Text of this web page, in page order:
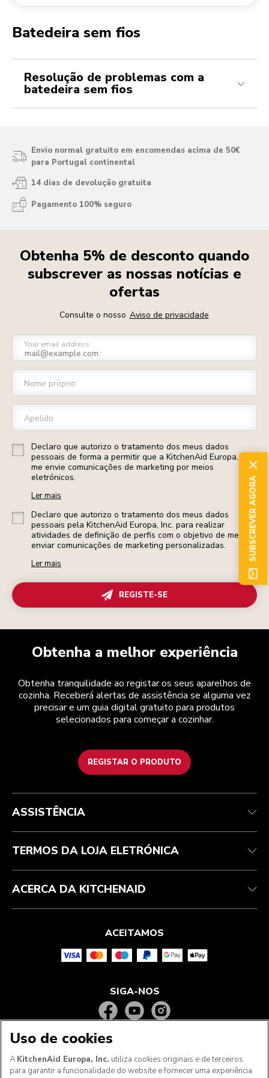
Batedeira sem fios
My cordless hand mixer won't start, what do I do?
My cordless hand mixer isn't charging. What now?
Resolução de problemas com a
batedeira sem fios
Envio normal gratuito em encomendas acima de 50€
para Portugal continental
14 dias de devolução gratuita
Pagamento 100% seguro
Obtenha 5% de desconto quando
subscrever as nossas notícias e
ofertas
Consulte o nosso Aviso de privacidade
Your email address
Nome próprio
Apelido
Declaro que autorizo o tratamento dos meus dados
pessoais de forma a permitir que a KitchenAid Europa, Inc.
me envie comunicações de marketing por meios
eletrónicos.
Ler mais
Declaro que autorizo o tratamento dos meus dados
pessoais pela KitchenAid Europa, Inc. para realizar
atividades de definição de perfis com o objetivo de me
enviar comunicações de marketing personalizadas.
Ler mais
REGISTE-SE
Obtenha a melhor experiência
Obtenha tranquilidade ao registar os seus aparelhos de
cozinha. Receberá alertas de assistência se alguma vez
precisar e um guia digital gratuito para produtos
selecionados para começar a cozinhar.
REGISTAR O PRODUTO
Health Check
Atendimento ao cliente
Acompanhar a sua encomenda
Garantia e documentos
Perguntas frequentes
Termos e condições
Envio e entrega
Devoluções e reembolsos
Marca
ODR
A marca
A nossa história
ASSISTÊNCIA
TERMOS DA LOJA ELETRÓNICA
ACERCA DA KITCHENAID
ACEITAMOS
SIGA-NOS
SUBSCREVER AGORA
Uso de cookies
A KitchenAid Europa, Inc. utiliza cookies originais e de terceiros
para garantir a funcionalidade do website e fornecer uma experiência